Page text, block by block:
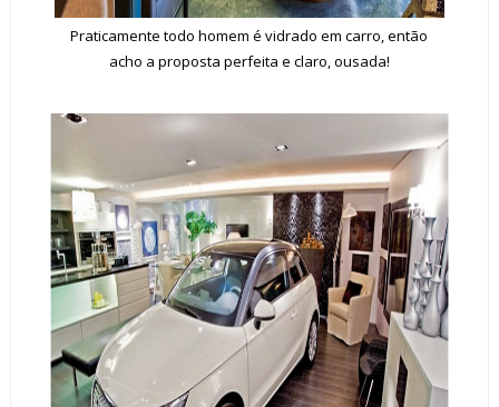
Praticamente todo homem é vidrado em carro, então
acho a proposta perfeita e claro, ousada!